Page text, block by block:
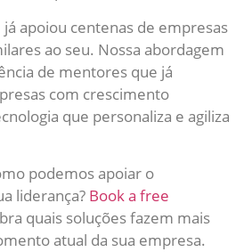
já apoiou centenas de empresas
ao seu. Nossa abordagem
de mentores que já
com crescimento
que personaliza e agiliza
podemos apoiar o
liderança? Book a free
quais soluções fazem mais
atual da sua empresa.